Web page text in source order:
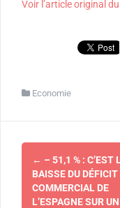
Voir l’article original
Economie
Navigation
d'article
← – 51,1 % : C’EST
BAISSE DU DÉFICIT
COMMERCIAL DE
L’ESPAGNE SUR